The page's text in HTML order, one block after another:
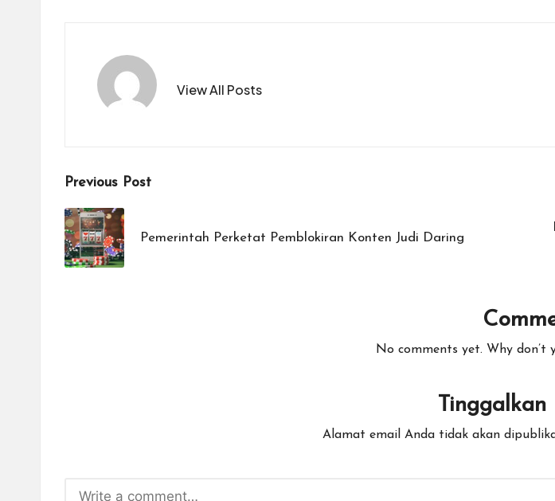
View All Posts
Post
navigation
Previous Post
Pemerintah Perketat Pemblokiran Konten Judi Daring
No comments yet. Why don’t
Tinggalkan
Alamat email Anda tidak akan